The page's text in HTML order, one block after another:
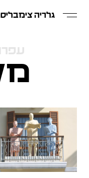
גלריה